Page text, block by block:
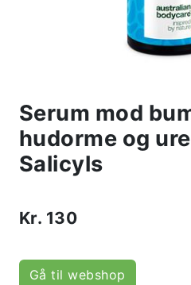
Serum mod
hudorme og
Salicyls
Kr. 130
Gå til webshop